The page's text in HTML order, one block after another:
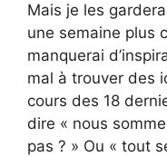
Mais je les
une semaine plus
manquerai
mal à trouver des
cours des 18
dire « nous
pas ? » Ou « tout